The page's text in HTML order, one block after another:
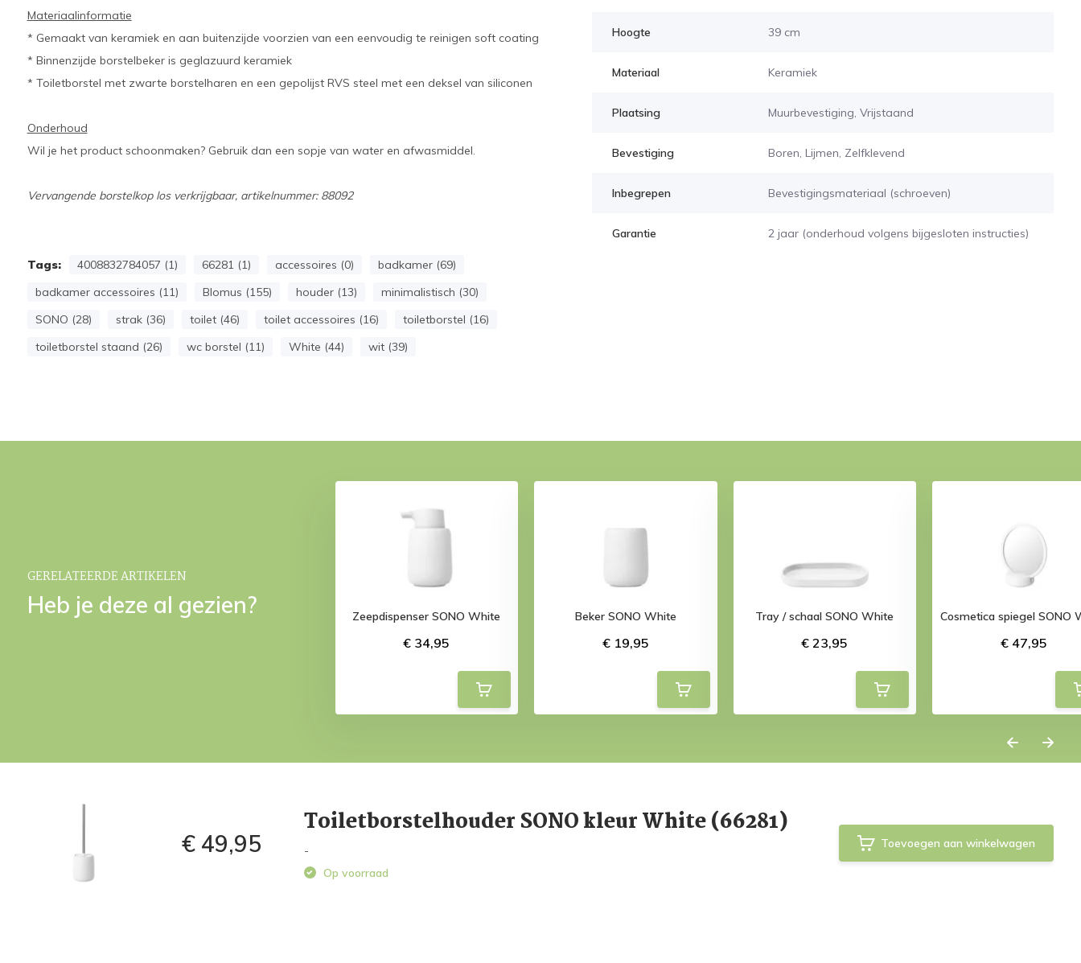
Materiaalinformatie
* Gemaakt van keramiek en aan buitenzijde voorzien van een eenvoudig te reinigen soft coating
* Binnenzijde borstelbeker is geglazuurd keramiek
* Toiletborstel met zwarte borstelharen en een gepolijst RVS steel met een deksel van siliconen
Onderhoud
Wil je het product schoonmaken? Gebruik dan een sopje van water en afwasmiddel.
Vervangende borstelkop los verkrijgbaar, artikelnummer: 88092
Tags: 4008832784057 (1) 66281 (1) accessoires (0)
badkamer (69)
badkamer accessoires (11)
Blomus (155) houder (13)
minimalistisch (30)
SONO (28)
strak (36) toilet (46) toilet accessoires (16)
toiletborstel (16)
toiletborstel staand (26)
wc borstel (11) White (44) wit (39)
Hoogte 39 cm
Materiaal Keramiek
Plaatsing Muurbevestiging, Vrijstaand
Bevestiging Boren, Lijmen, Zelfklevend
Inbegrepen Bevestigingsmateriaal (schroeven)
Garantie 2 jaar (onderhoud volgens bijgesloten instructies)
GERELATEERDE ARTIKELEN
Heb je deze al gezien? Zeepdispenser SONO White
€ 34,95
Beker SONO White
€ 19,95
Tray / schaal SONO White
€ 23,95
Cosmetica spiegel SONO
€ 47,95
€ 49,95
Toiletborstelhouder SONO kleur White (66281)
-
Op voorraad
Toevoegen aan winkelwagen